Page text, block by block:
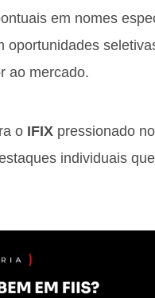
em nomes
oportunidades
ao mercado.
o IFIX pressionado
individuais